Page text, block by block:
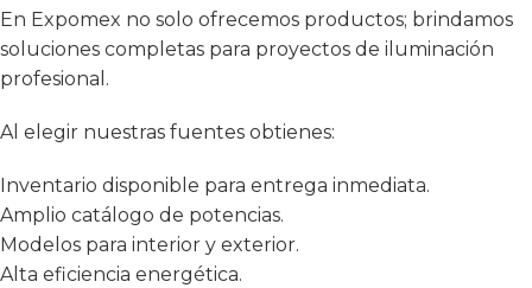
En Expomex no solo ofrecemos productos; brindamos
soluciones completas para proyectos de iluminación
profesional.
Al elegir nuestras fuentes obtienes:
Inventario disponible para entrega inmediata.
Amplio catálogo de potencias.
Modelos para interior y exterior.
Alta eficiencia energética.